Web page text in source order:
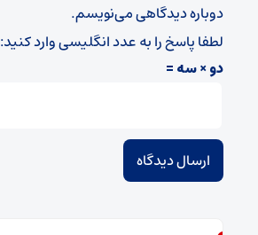
دوباره دیدگاهی می‌نویسم.
لطفا پاسخ را به عدد انگلیسی وارد کنید:
دو × سه =